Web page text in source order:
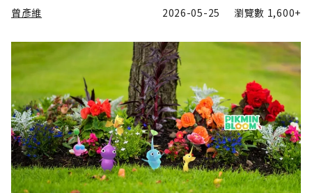
曾彥維 2026-05-25 瀏覽數 1,600+